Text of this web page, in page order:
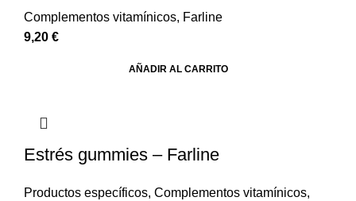
Complementos vitamínicos, Farline
9,20 €
AÑADIR AL CARRITO
Estrés gummies – Farline
Productos específicos, Complementos vitamínicos,